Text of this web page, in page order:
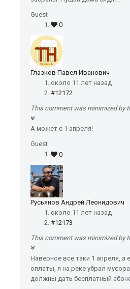
Guest
0
Глазков Павел Иванович
около 11 лет назад
#12172
This comment was minimized by
А может с 1 апреля!
Guest
0
Русьянов Андрей Леонидович
около 11 лет назад
#12173
This comment was minimized by
Наверное все таки 1 апреля, а
оплаты, я на реке убрал
должны дать бесплатный